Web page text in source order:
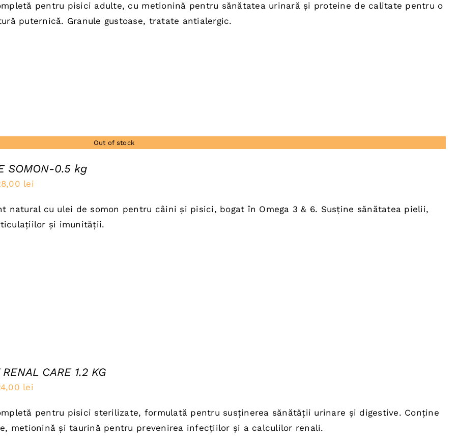
este:
120,00 lei.
pentru pisici adulte, cu metionină pentru sănătatea urinară și proteine de calitate pentru o
puternică. Granule gustoase, tratate antialergic.
Out of stock
SOMON-0.5 kg
leiPrețul
este:
28,00 lei.
natural cu ulei de somon pentru câini și pisici, bogat în Omega 3 & 6. Susține sănătatea pielii,
și imunității.
RENAL CARE 1.2 KG
leiPrețul
este:
24,00 lei.
pentru pisici sterilizate, formulată pentru susținerea sănătății urinare și digestive. Conține
metionină și taurină pentru prevenirea infecțiilor și a calculilor renali.